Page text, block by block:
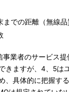
での距離（無線品
業者のサービス提
きますが、4、5は
、具体的に把握す